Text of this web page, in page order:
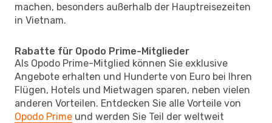
machen, besonders außerhalb der Hauptreisezeiten
in Vietnam.
Rabatte für Opodo Prime-Mitglieder
Als Opodo Prime-Mitglied können Sie exklusive
Angebote erhalten und Hunderte von Euro bei Ihren
Flügen, Hotels und Mietwagen sparen, neben vielen
anderen Vorteilen. Entdecken Sie alle Vorteile von
Opodo Prime und werden Sie Teil der weltweit